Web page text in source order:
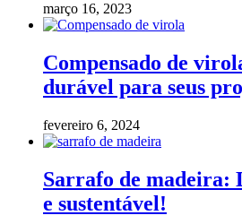
março 16, 2023
Compensado de
durável para seus
fevereiro 6, 2024
Sarrafo de madeira:
e sustentável!